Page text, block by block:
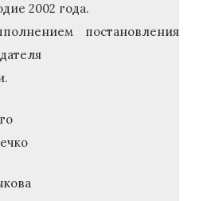
2002 года.
постановления